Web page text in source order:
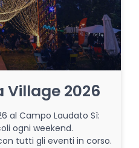
Village 2026
al Campo Laudato Sì:
ogni weekend.
tutti gli eventi in corso.